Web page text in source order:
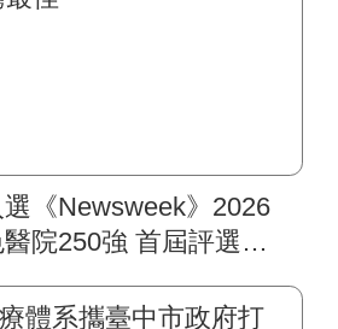
《Newsweek》2026
院250強 首屆評選即